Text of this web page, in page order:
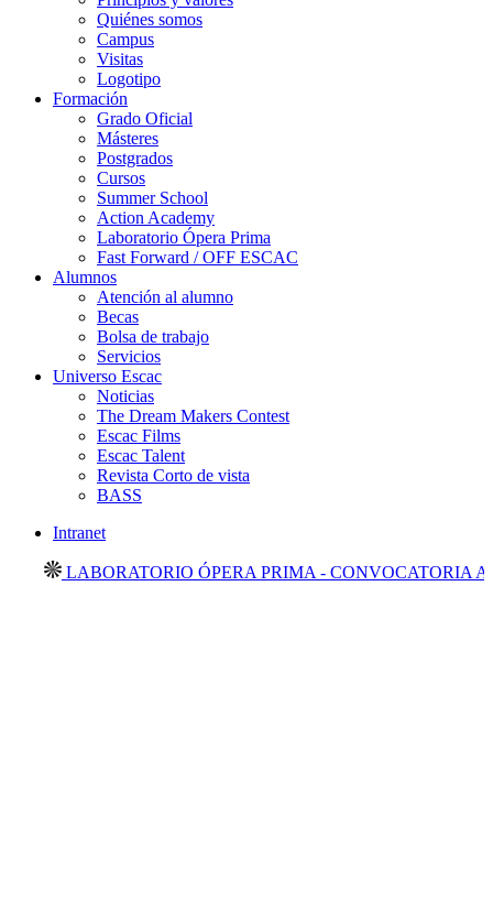
Quiénes somos
Campus
Visitas
Logotipo
Formación
Grado Oficial
Másteres
Postgrados
Cursos
Summer School
Action Academy
Laboratorio Ópera Prima
Fast Forward / OFF ESCAC
Alumnos
Atención al alumno
Becas
Bolsa de trabajo
Servicios
Universo Escac
Noticias
The Dream Makers Contest
Escac Films
Escac Talent
Revista Corto de vista
BASS
Intranet
LABORATORIO ÓPERA PRIMA - CONVOCATORIA